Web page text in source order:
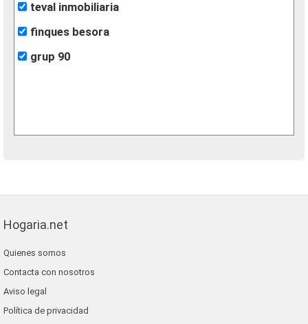
teval inmobiliaria
finques besora
grup 90
Hogaria.net
Quienes somos
Contacta con nosotros
Aviso legal
Política de privacidad